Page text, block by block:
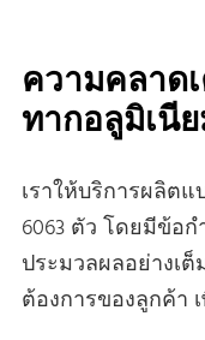
ความคลาด
ทากอลูมิเนีย
เราให้บริการผลิต
6063 ตัว โดยมีข้อ
ประมวลผลอย่างเ
ต้องการของลูกค้า